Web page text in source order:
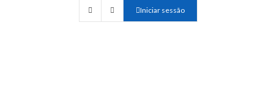
Iniciar sessão